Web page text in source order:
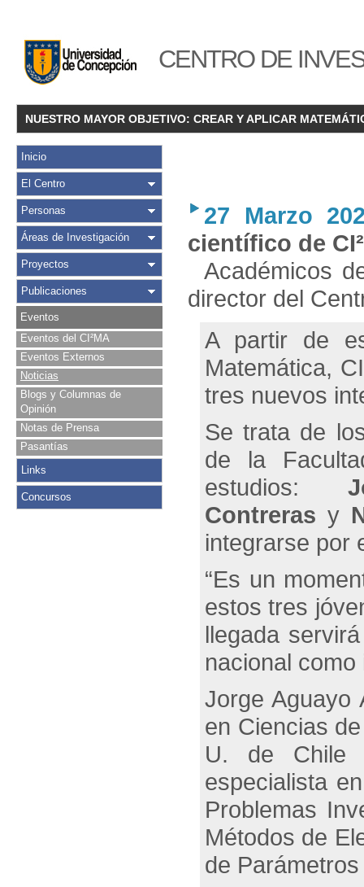
CENTRO DE
NUESTRO MAYOR OBJETIVO: CREAR Y APLICAR
Inicio
El Centro
Personas
Áreas de Investigación
Proyectos
Publicaciones
Eventos
Eventos del CI²MA
Eventos Externos
Noticias
Blogs y Columnas de
Opinión
Notas de Prensa
Pasantías
Links
Concursos
27 Marzo
científico de
Académicos
director del
A partir de
Matemática,
tres nuevos
Se trata de
de la
estudios:
Contreras y
integrarse por
“Es un
estos tres
llegada
nacional
Jorge Aguayo
en Ciencias
U. de Chile
especialista
Problemas
Métodos de
de